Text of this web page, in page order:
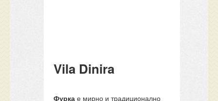
Vila Dinira
Фурка е мирно и традиционално